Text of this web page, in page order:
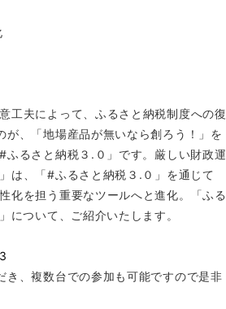
工夫によって、ふるさと納税制度への復
、「地場産品が無いなら創ろう！」を
るさと納税３.０」です。厳しい財政運
は、「#ふるさと納税３.０」を通じて
化を担う重要なツールへと進化。「ふる
について、ご紹介いたします。
、複数台での参加も可能ですので是非